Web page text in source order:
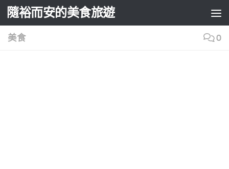
Skip to content
隨裕而安的美食旅遊
美食 0